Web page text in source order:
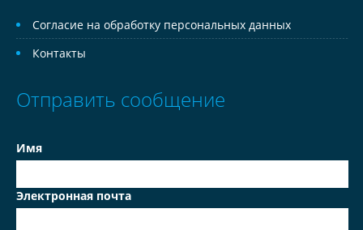
Согласие на обработку персональных данных
Контакты
Отправить сообщение
Имя
Электронная почта